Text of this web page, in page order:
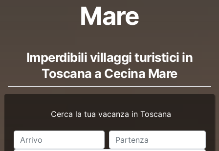
Mare
Imperdibili villaggi turistici in
Toscana a Cecina Mare
Cerca la tua vacanza in Toscana